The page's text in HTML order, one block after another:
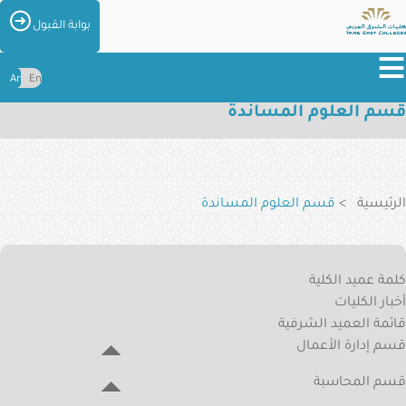
تجاوز
إلى
المحتوى
بوابة القبول
≡
عن
الكليات
والتسجيل
المراكز
والإدارات
الطلاب
En
Ar
قسم العلوم المساندة
الرئيسية قسم العلوم المساندة
College
Menu
كلمة عميد الكلية
أخبار الكليات
قائمة العميد الشرفية
قسم إدارة الأعمال
قسم المحاسبة